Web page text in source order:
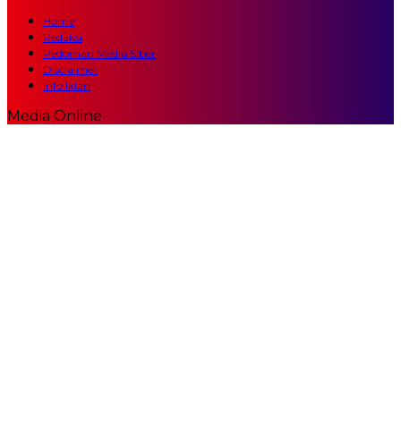
Home
Redaksi
Pedoman Media Siber
Disclaimer
Info Iklan
Media Online